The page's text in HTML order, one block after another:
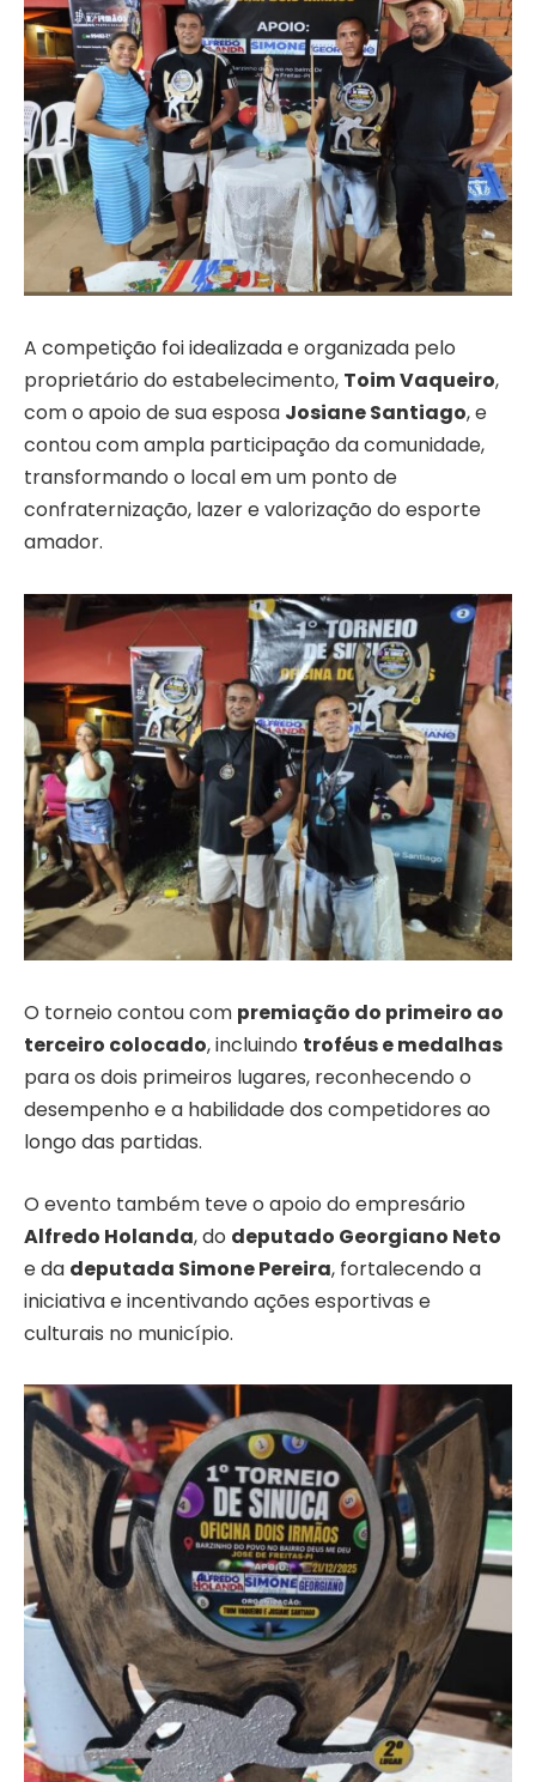
A competição foi idealizada e organizada pelo
proprietário do estabelecimento, Toim Vaqueiro,
com o apoio de sua esposa Josiane Santiago, e
contou com ampla participação da comunidade,
transformando o local em um ponto de
confraternização, lazer e valorização do esporte
amador.
O torneio contou com premiação do primeiro ao
terceiro colocado, incluindo troféus e medalhas
para os dois primeiros lugares, reconhecendo o
desempenho e a habilidade dos competidores ao
longo das partidas.
O evento também teve o apoio do empresário
Alfredo Holanda, do deputado Georgiano Neto
e da deputada Simone Pereira, fortalecendo a
iniciativa e incentivando ações esportivas e
culturais no município.